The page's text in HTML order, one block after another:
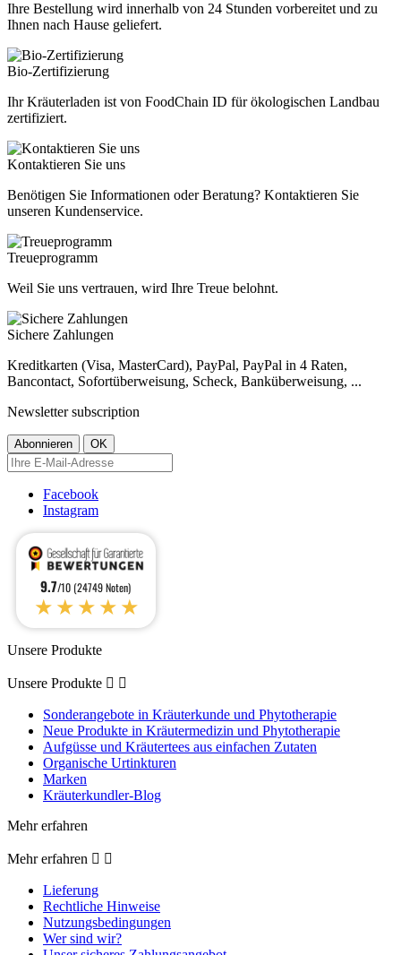
Ihre Bestellung wird innerhalb von 24 Stunden vorbereitet und zu
Ihnen nach Hause geliefert.
Bio-Zertifizierung
Ihr Kräuterladen ist von FoodChain ID für ökologischen Landbau
zertifiziert.
Kontaktieren Sie uns
Benötigen Sie Informationen oder Beratung? Kontaktieren Sie
unseren Kundenservice.
Treueprogramm
Weil Sie uns vertrauen, wird Ihre Treue belohnt.
Sichere Zahlungen
Kreditkarten (Visa, MasterCard), PayPal, PayPal in 4 Raten,
Bancontact, Sofortüberweisung, Scheck, Banküberweisung, ...
Newsletter subscription
Facebook
Instagram
9.7/10 (24749 Noten)
★★★★★
Unsere Produkte
Unsere Produkte  
Sonderangebote in Kräuterkunde und Phytotherapie
Neue Produkte in Kräutermedizin und Phytotherapie
Aufgüsse und Kräutertees aus einfachen Zutaten
Organische Urtinkturen
Marken
Kräuterkundler-Blog
Mehr erfahren
Mehr erfahren  
Lieferung
Rechtliche Hinweise
Nutzungsbedingungen
Wer sind wir?